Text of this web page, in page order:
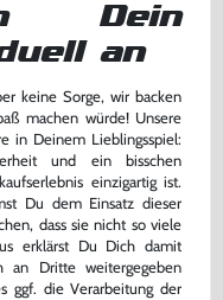
Dualshock 2 Controller
10010 #schwarz [Sony]
Zustand, gebraucht
€
Warenkorb
Dein
an
keine Sorge, wir backen
machen würde! Unsere
in Deinem Lieblingsspiel:
und ein bisschen
einzigartig ist.
Du dem Einsatz dieser
dass sie nicht so viele
erklärst Du Dich damit
an Dritte weitergegeben
ggf. die Verarbeitung der